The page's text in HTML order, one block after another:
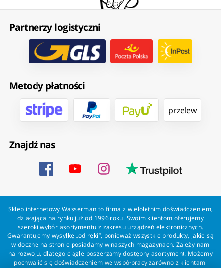
Partnerzy logistyczni
Metody płatności
przelew
Znajdź nas
Sklep internetowy Wasserman to firma z wieloletnim doświadczeniem,
działająca na rynku już od 1996 roku. Swoim klientom oferujemy
szeroki wybór asortymentu z zakresu urządzeń elektronicznych.
Gwarantujemy wysyłkę „od ręki”, ponieważ wszystkie produkty, jakie są
widoczne na stronie posiadamy w naszych magazynach. Zależy nam
na rozwoju, dlatego ciągle poszerzamy dostępny asortyment. Możemy
pochwalić się doświadczeniem we współpracy zarówno z klientami